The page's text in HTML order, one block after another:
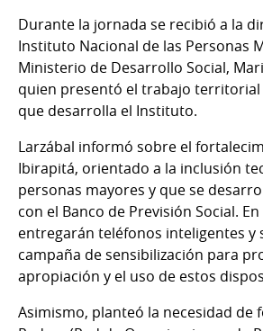
Durante la jornada se recibió a la
Instituto Nacional de las Personas
Ministerio de Desarrollo Social,
quien presentó el trabajo territorial
que desarrolla el Instituto.
Larzábal informó sobre el
Ibirapitá, orientado a la inclusión
personas mayores y que se
con el Banco de Previsión Social.
entregarán teléfonos inteligentes y
campaña de sensibilización para
apropiación y el uso de estos
Asimismo, planteó la necesidad de